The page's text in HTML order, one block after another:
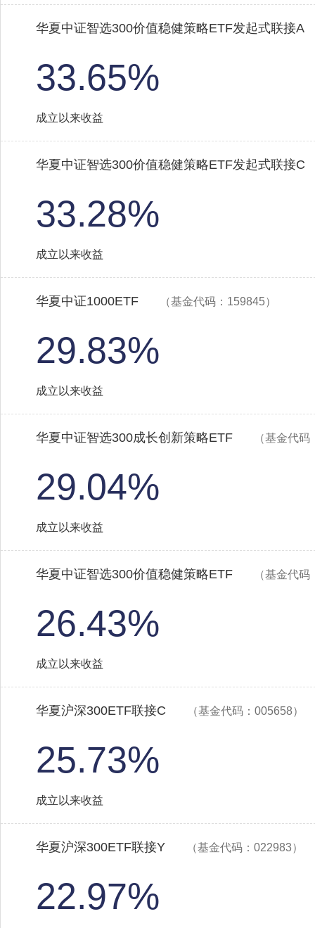
华夏中证智选300价值稳健策略ETF发起式联接A
33.65%
成立以来收益
华夏中证智选300价值稳健策略ETF发起式联接C
33.28%
成立以来收益
华夏中证1000ETF （基金代码：159845）
29.83%
成立以来收益
华夏中证智选300成长创新策略ETF （基金代
29.04%
成立以来收益
华夏中证智选300价值稳健策略ETF （基金代
26.43%
成立以来收益
华夏沪深300ETF联接C （基金代码：005658）
25.73%
成立以来收益
华夏沪深300ETF联接Y （基金代码：022983）
22.97%